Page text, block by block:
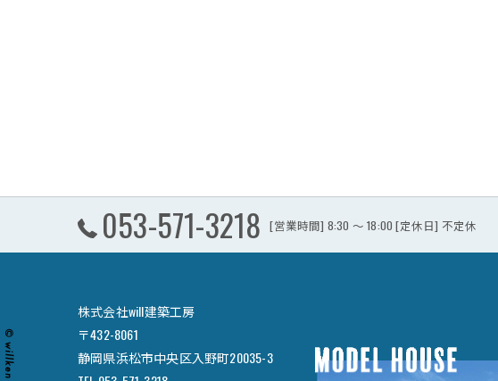
053-571-3218 [営業時間] 8:30 ～ 18:00 [定休日] 不定休
株式会社will建築工房
〒432-8061
静岡県浜松市中央区入野町20035-3